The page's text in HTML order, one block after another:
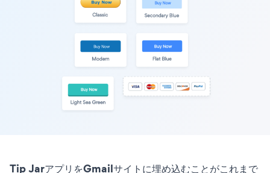
Tip JarアプリをGmailサイトに埋め込むことがこれまで